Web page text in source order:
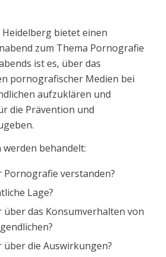
bietet einen
zum Thema Pornografie
ist es, über das
pornografischer Medien bei
aufzuklären und
die Prävention und
werden behandelt:
Pornografie verstanden?
Lage?
über das Konsumverhalten von
über die Auswirkungen?